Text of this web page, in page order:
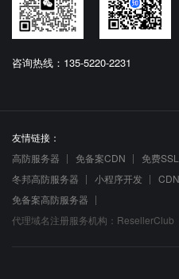
咨询热线：135-5220-2231
友情链接：
高防服务器
免备案CDN 免费
冬邦高防服务器
小程序开发
免备案高防服务器
代理域名注册服务机构：ResellerClub